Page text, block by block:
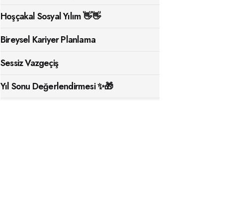
Hoşçakal Sosyal Yılım 👋👋
Bireysel Kariyer Planlama
Sessiz Vazgeçiş
Yıl Sonu Değerlendirmesi ✨🎁